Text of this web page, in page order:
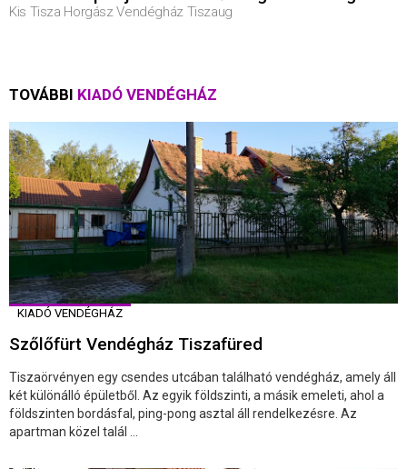
Kis Tisza Horgász Vendégház Tiszaug
TOVÁBBI KIADÓ VENDÉGHÁZ
KIADÓ VENDÉGHÁZ
Szőlőfürt Vendégház Tiszafüred
Tiszaörvényen egy csendes utcában található vendégház, amely áll
két különálló épületből. Az egyik földszinti, a másik emeleti, ahol a
földszinten bordásfal, ping-pong asztal áll rendelkezésre. Az
apartman közel talál ...